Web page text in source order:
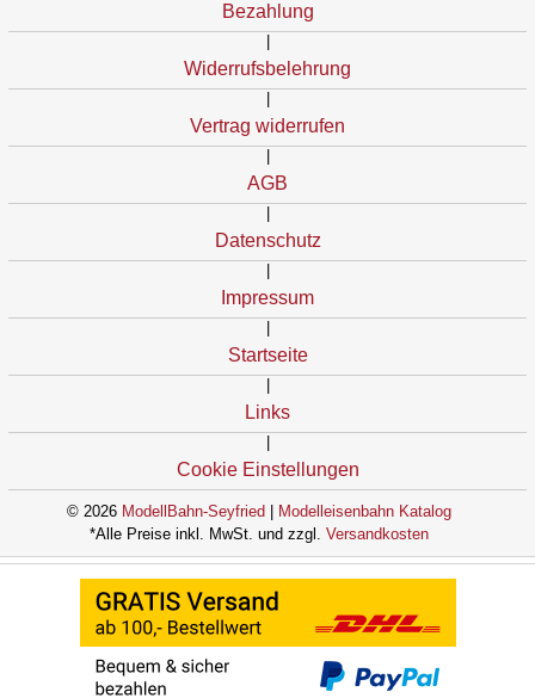
Bezahlung
Widerrufsbelehrung
Vertrag widerrufen
AGB
Datenschutz
Impressum
Startseite
Links
Cookie Einstellungen
© 2026 ModellBahn-Seyfried
Modelleisenbahn Katalog
*Alle Preise inkl. MwSt. und zzgl. Versandkosten